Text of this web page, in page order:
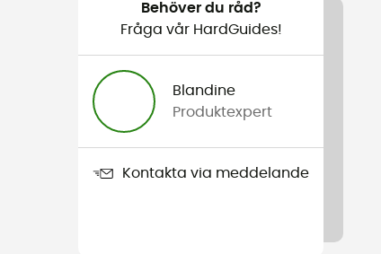
Behöver du råd?
Fråga vår HardGuides!
Blandine
Produktexpert
Kontakta via meddelande